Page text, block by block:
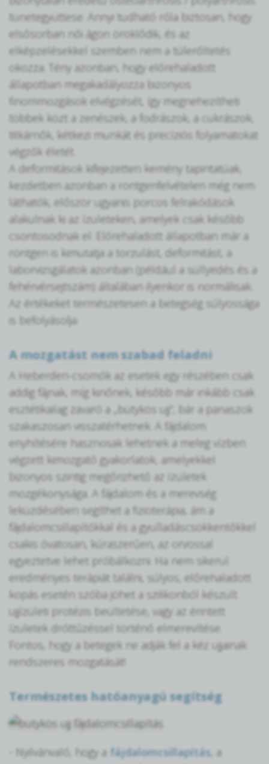
tünetegyüttese. Annyi tudható róla biztosan, hogy
elsősorban női ágon öröklődik, és az
elképzelésekkel szemben nem a túlerőltetés
okozza. Tény azonban, hogy előrehaladott
állapotban megakadályozza bizonyos
finommozgások elvégzését, így megnehezítheti
többek közt a zenészek, a fodrászok, a cukrászok,
titkárnők, kétkezi munkát és precíziós folyamatokat
végzők életét.
A deformitások kifejezetten kemény tapintatúak,
kezdetben azonban a röntgenfelvételen még nem
láthatók, először ugyanis porcos felrakódások
alakulnak ki az ízületeken, amelyek csak később
csontosodnak el. Előrehaladott állapotban már a
röntgen is kimutatja a torzulást, deformitást, a
laborvizsgálatok azonban (például a süllyedés és a
fehérvérsejtszám) általában ilyenkor is normálisak.
Az értékeket természetesen a betegség súlyossága
is befolyásolja.
A mozgatást nem szabad feladni
A Heberden-csomók az esetek egy részében csak
addig fájnak, míg kinőnek, később már inkább csak
esztétikailag zavaró a „bütykös ujj”, bár a panaszok
szakaszosan visszatérhetnek. A fájdalom
enyhítésére hasznosak lehetnek a meleg vízben
végzett kimozgató gyakorlatok, amelyekkel
bizonyos szintig megőrizhető az ízületek
mozgékonysága. A fájdalom és a merevség
leküzdésében segíthet a fizioterápia, ám a
fájdalomcsillapítókkal és a gyulladáscsökkentőkkel
csakis óvatosan, kúraszerűen, az orvossal
egyeztetve lehet próbálkozni. Ha nem sikerül
eredményes terápiát találni, súlyos, előrehaladott
kopás esetén szóba jöhet a szilikonból készült
ujjízületi protézis beültetése, vagy az érintett
ízületek dróttűzéssel történő elmerevítése.
Fontos, hogy a betegek ne adják fel a kéz ujjainak
rendszeres mozgatását!
Természetes hatóanyagú segítség
- Nyilvánvaló, hogy a fájdalomcsillapítás , a